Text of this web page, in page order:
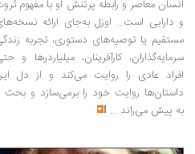
انسان معاصر و رابطه پرتنش او با مفهوم
و دارایی است... اوزل به‌جای ارائه
مستقیم یا توصیه‌های دستوری، تجربه
سرمایه‌گذاران، کارآفرینان، میلیاردرها و
افراد عادی را روایت می‌کند و از دل
داستان‌ها روایت خود را برمی‌سازد و بحث
به پیش می‌راند ...